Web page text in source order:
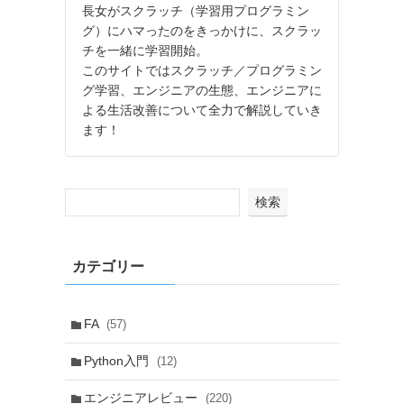
長女がスクラッチ（学習用プログラミン
グ）にハマったのをきっかけに、スクラッ
チを一緒に学習開始。
このサイトではスクラッチ／プログラミン
グ学習、エンジニアの生態、エンジニアに
よる生活改善について全力で解説していき
ます！
検索
カテゴリー
FA (57)
Python入門 (12)
エンジニアレビュー (220)